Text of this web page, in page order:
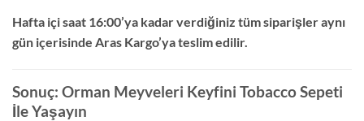
Hafta içi saat 16:00’ya kadar verdiğiniz tüm siparişler aynı
gün içerisinde Aras Kargo’ya teslim edilir.
Sonuç: Orman Meyveleri Keyfini Tobacco Sepeti
İle Yaşayın